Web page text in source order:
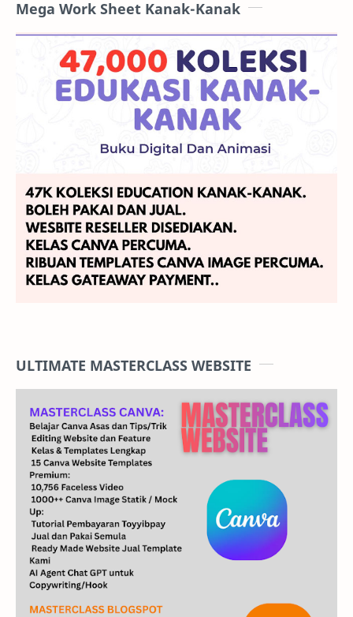
Mega Work Sheet Kanak-Kanak
ULTIMATE MASTERCLASS WEBSITE